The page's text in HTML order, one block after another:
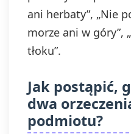
ani herbaty”, „Nie
morze ani w góry”,
tłoku”.
Jak postąpić,
dwa
podmiotu?